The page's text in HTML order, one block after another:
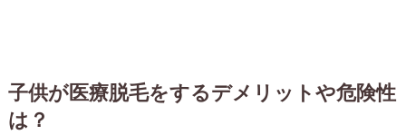
子供が医療脱毛をするデメリットや危険性
は？